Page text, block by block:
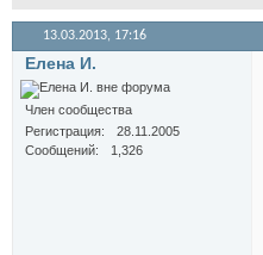
13.03.2013, 17:16
Елена И.
Член сообщества
Регистрация
28.11.2005
Сообщений
1,326